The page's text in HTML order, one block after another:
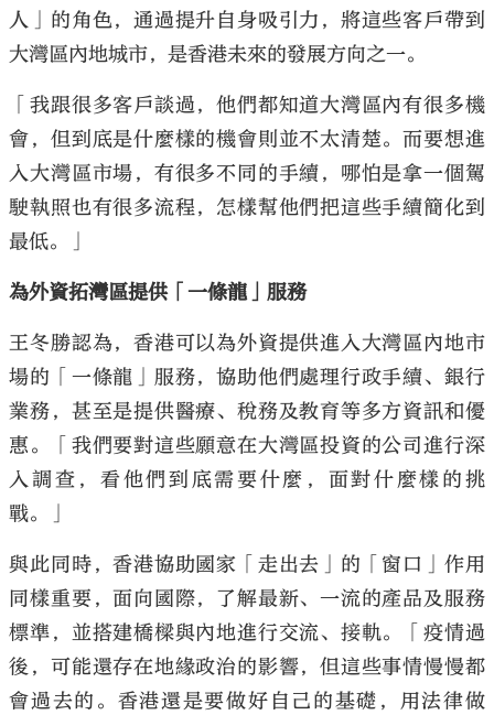
人」的角色，通過提升自身吸引力，將這些客戶帶到
大灣區內地城市，是香港未來的發展方向之一。
「我跟很多客戶談過，他們都知道大灣區內有很多機
會，但到底是什麼樣的機會則並不太清楚。而要想進
入大灣區市場，有很多不同的手續，哪怕是拿一個駕
駛執照也有很多流程，怎樣幫他們把這些手續簡化到
最低。」
為外資拓灣區提供「一條龍」服務
王冬勝認為，香港可以為外資提供進入大灣區內地市
場的「一條龍」服務，協助他們處理行政手續、銀行
業務，甚至是提供醫療、稅務及教育等多方資訊和優
惠。「我們要對這些願意在大灣區投資的公司進行深
入調查，看他們到底需要什麼，面對什麼樣的挑
戰。」
與此同時，香港協助國家「走出去」的「窗口」作用
同樣重要，面向國際，了解最新、一流的產品及服務
標準，並搭建橋樑與內地進行交流、接軌。「疫情過
後，可能還存在地緣政治的影響，但這些事情慢慢都
會過去的。香港還是要做好自己的基礎，用法律做